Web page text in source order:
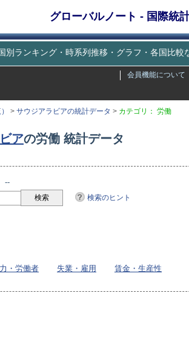
グローバルノート - 国際統
別ランキング・時系列推移・グラフ・各国比
会員機能について
> サウジアラビアの統計データ > カテゴリ： 労働
アの労働 統計データ
--
検索のヒント
・労働者 失業・雇用 賃金・生産性